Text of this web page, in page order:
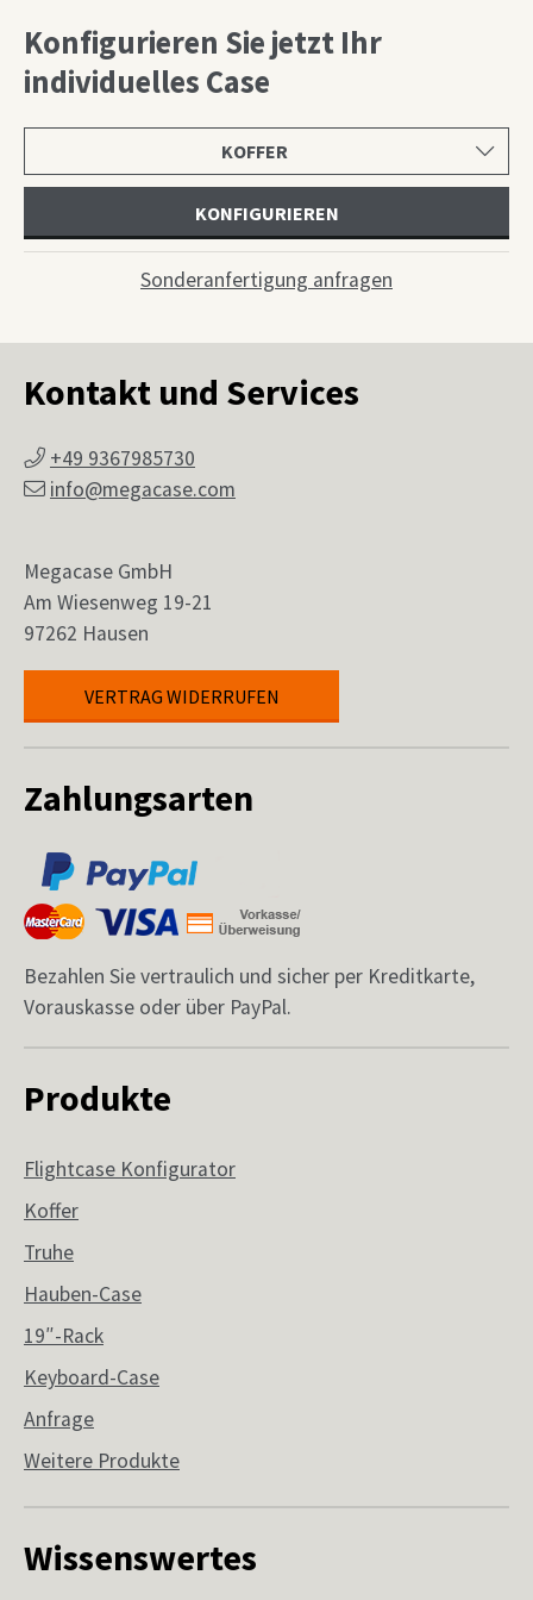
Konfigurieren Sie jetzt Ihr
individuelles Case
wählen
KONFIGURIEREN
Sonderanfertigung anfragen
Zahlungsarten
Bezahlen Sie vertraulich und sicher per Kreditkarte,
Vorauskasse oder über PayPal.
Produkte
Flightcase Konfigurator
Koffer
Truhe
Hauben-Case
19″-Rack
Keyboard-Case
Anfrage
Weitere Produkte
Wissenswertes
Kontakt und Services
+49 9367985730
info@megacase.com
Megacase GmbH
Am Wiesenweg 19-21
97262 Hausen
VERTRAG WIDERRUFEN